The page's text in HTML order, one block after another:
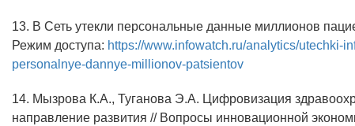
13. В Сеть утекли персональные данные миллионов
Режим доступа: https://www.infowatch.ru/analytics/utechki-
personalnye-dannye-millionov-patsientov
14. Мызрова К.А., Туганова Э.А. Цифровизация
направление развития // Вопросы инновационной